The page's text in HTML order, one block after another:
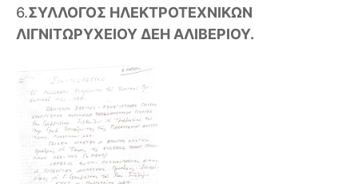
6.ΣΥΛΛΟΓΟΣ ΗΛΕΚΤΡΟΤΕΧΝΙΚΩΝ
ΛΙΓΝΙΤΩΡΥΧΕΙΟΥ ΔΕΗ ΑΛΙΒΕΡΙΟΥ.